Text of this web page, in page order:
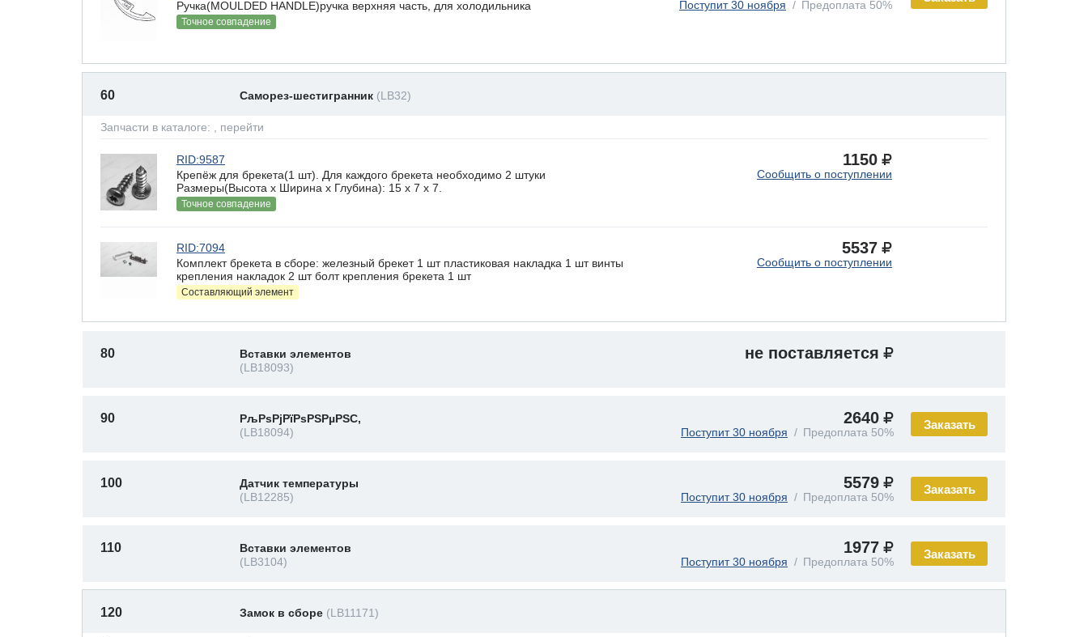
Ручка(MOULDED HANDLE)ручка верхняя часть, для холодильника
Точное совпадение
Поступит 30 ноября Предоплата 50%
60 Саморез-шестигранник (LB32)
Запчасти в каталоге: , перейти
RID:9587
Крепёж для брекета(1 шт). Для каждого брекета необходимо 2 штуки
Размеры(Высота х Ширина х Глубина): 15 x 7 х 7.
Точное совпадение
1150
Сообщить о поступлении
RID:7094
Комплект брекета в сборе: железный брекет 1 шт пластиковая накладка 1 шт винты
крепления накладок 2 шт болт крепления брекета 1 шт
Составляющий элемент
5537
Сообщить о поступлении
80
Вставки элементов
(LB18093)
не поставляется
Заказать
90
РљРѕРјРїРѕРЅРµРЅС‚
(LB18094)
2640
Поступит 30 ноября Предоплата 50%
Заказать
100
Датчик температуры
(LB12285)
5579
Поступит 30 ноября Предоплата 50%
Заказать
110
Вставки элементов
(LB3104)
1977
Поступит 30 ноября Предоплата 50%
120 Замок в сборе (LB11171)